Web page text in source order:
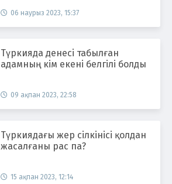
06 наурыз 2023, 15:37
Түркияда денесі табылған
адамның кім екені белгілі болды
09 ақпан 2023, 22:58
Түркиядағы жер сілкінісі қолдан
жасалғаны рас па?
15 ақпан 2023, 12:14